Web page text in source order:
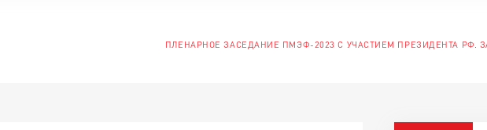
ПЛЕНАРНОЕ ЗАСЕДАНИЕ ПМЭФ-2023 С УЧАСТИЕМ ПРЕЗИДЕНТА РФ.